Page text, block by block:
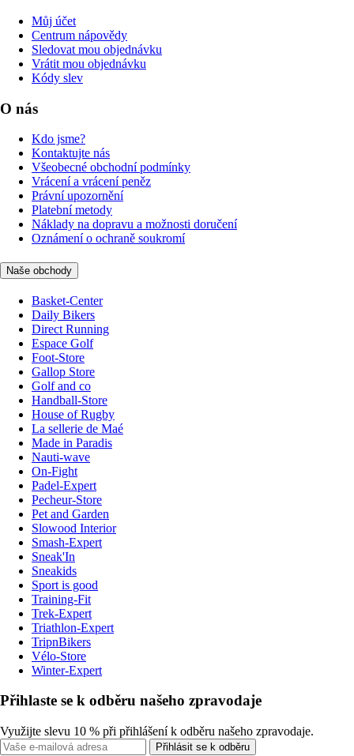
Můj účet
Centrum nápovědy
Sledovat mou objednávku
Vrátit mou objednávku
Kódy slev
O nás
Kdo jsme?
Kontaktujte nás
Všeobecné obchodní podmínky
Vrácení a vrácení peněz
Právní upozornění
Platební metody
Náklady na dopravu a možnosti doručení
Oznámení o ochraně soukromí
Naše obchody
Basket-Center
Daily Bikers
Direct Running
Espace Golf
Foot-Store
Gallop Store
Golf and co
Handball-Store
House of Rugby
La sellerie de Maé
Made in Paradis
Nauti-wave
On-Fight
Padel-Expert
Pecheur-Store
Pet and Garden
Slowood Interior
Smash-Expert
Sneak'In
Sneakids
Sport is good
Training-Fit
Trek-Expert
Triathlon-Expert
TripnBikers
Vélo-Store
Winter-Expert
Přihlaste se k odběru našeho zpravodaje
Využijte slevu 10 % při přihlášení k odběru našeho zpravodaje.
Přihlásit se k odběru